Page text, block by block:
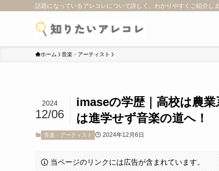
話題になっているアレコレについて詳しく、わかりやすくご紹介し
ホーム 音楽・アーティスト
imaseの学歴｜高校は農
は進学せず音楽の道へ！
2024
12/06
音楽・アーティスト 2024年12月6日
当ページのリンクには広告が含まれています。